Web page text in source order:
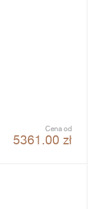
Cena od
5361.00 zł